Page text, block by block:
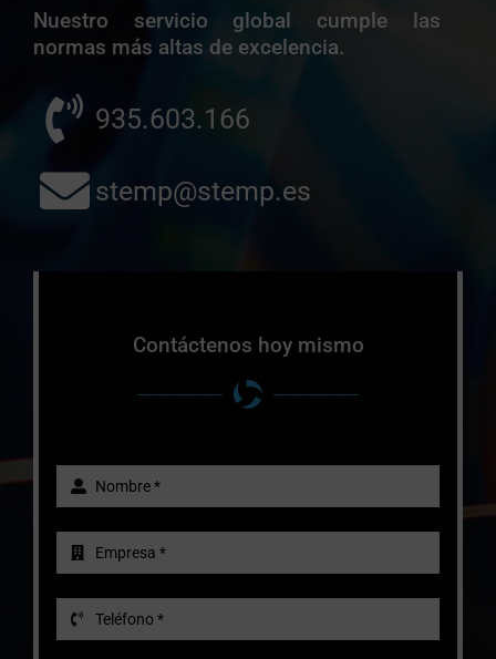
Nuestro servicio global cumple las
normas más altas de excelencia.
935.603.166
stemp@stemp.es
Contáctenos hoy mismo